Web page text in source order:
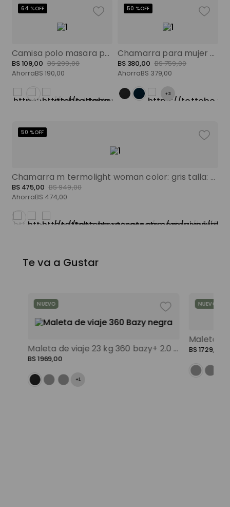
Camisa polo masara para mujer morada color: morado talla: xs
64 %OFF
BS109,00 BS299,00
AhorraBS 190,00
Chamarra para mujer colorfull pro azul color: azul talla: xs
50 %OFF
BS 380,00 BS759,00
AhorraBS 379,00
+3
Chamarra m termolight woman color: gris talla: xs
50 %OFF
BS 475,00 BS949,00
AhorraBS 474,00
Te va a Gustar
Maleta de viaje 23 kg 360 bazy+ 2.0 bodega negro color: negro
NUEVO
BS1969,00
+1
NUEVO
BS1729,